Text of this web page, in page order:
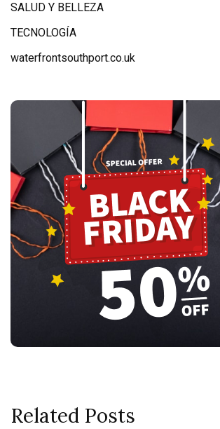
SALUD Y BELLEZA
TECNOLOGÍA
waterfrontsouthport.co.uk
Related Posts